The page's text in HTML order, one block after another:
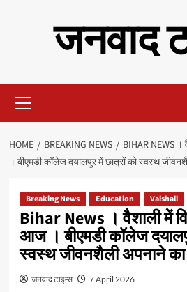
जनवाद
Menu
HOME BREAKING NEWS
BIHAR NEWS ।
। बीएमडी कॉलेज दयालपुर में छात्रों को स्वस्थ
Breaking News Education Vaishali
Bihar News । वैशाली में
आज । बीएमडी कॉलेज
स्वस्थ जीवनशैली अपनाने
जनवाद टाइम्स 7 April 2026